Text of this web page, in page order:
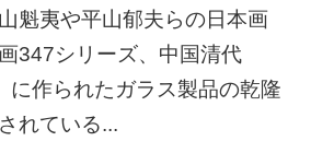
魁夷や平山郁夫らの日本画
347シリーズ、中国清代
に作られたガラス製品の乾隆
れている...